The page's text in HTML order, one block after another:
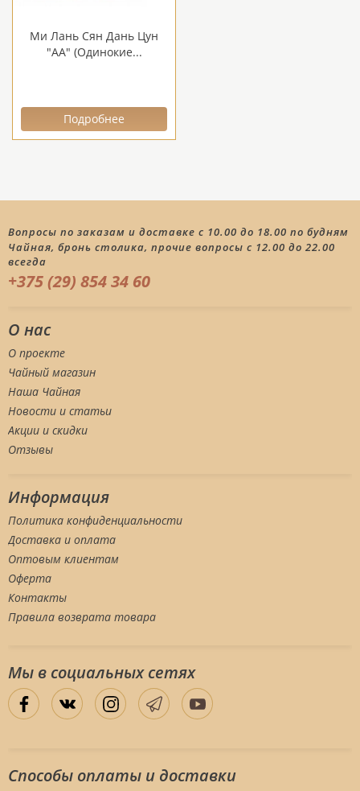
Ми Лань Сян Дань Цун
"АА" (Одинокие...
Подробнее
Вопросы по заказам и доставке с 10.00 до 18.00 по будням
Чайная, бронь столика, прочие вопросы с 12.00 до 22.00
всегда
+375 (29) 854 34 60
О нас
О проекте
Чайный магазин
Наша Чайная
Новости и статьи
Акции и скидки
Отзывы
Информация
Политика конфиденциальности
Доставка и оплата
Оптовым клиентам
Оферта
Контакты
Правила возврата товара
Мы в социальных сетяx
Способы оплаты и доставки